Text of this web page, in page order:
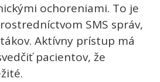
ochoreniami. To je
SMS správ,
Aktívny prístup má
pacientov, že